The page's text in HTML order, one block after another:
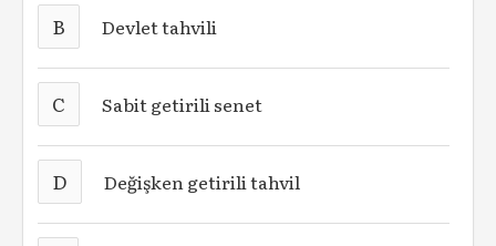
B Devlet tahvili
C Sabit getirili senet
D Değişken getirili tahvil